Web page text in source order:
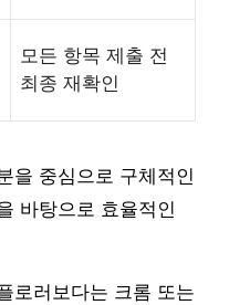
모든 항목 제출 전
최종 재확인
을 중심으로 구체적인
바탕으로 효율적인
로러보다는 크롬 또는